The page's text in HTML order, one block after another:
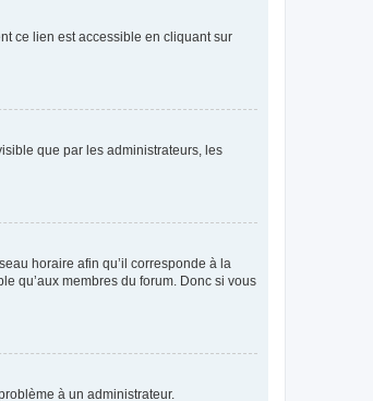
ce lien est accessible en cliquant sur
que par les administrateurs, les
horaire afin qu’il corresponde à la
qu’aux membres du forum. Donc si vous
à un administrateur.